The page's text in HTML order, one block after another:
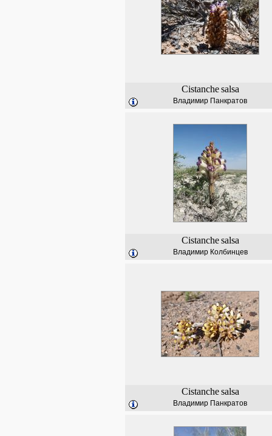
Cistanche salsa
Владимир Панкратов
Cistanche salsa
Владимир Колбинцев
Cistanche salsa
Владимир Панкратов